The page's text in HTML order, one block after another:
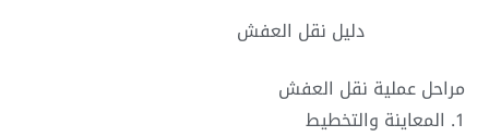
دليل نقل العفش
مراحل عملية نقل العفش
1. المعاينة والتخطيط